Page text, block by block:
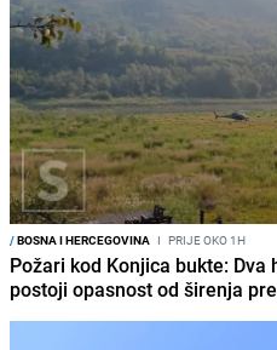
/BOSNA I HERCEGOVINA I PRIJE OKO 1H
Požari kod Konjica bukte:
postoji opasnost od širenja